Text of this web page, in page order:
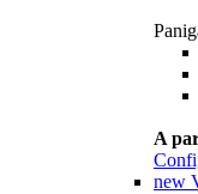
A
new